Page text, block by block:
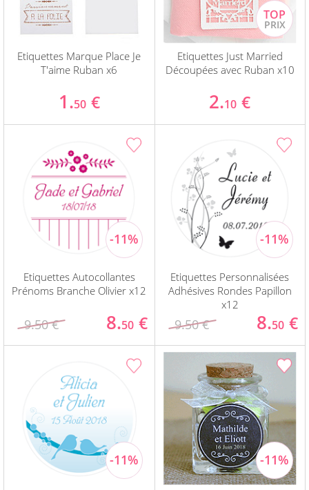
Etiquettes Marque Place Je
T'aime Ruban x6
1.50 €
Etiquettes Just Married
Découpées avec Ruban x10
2.10 €
Etiquettes Autocollantes
Prénoms Branche Olivier x12
9.50 € 8.50 €
Etiquettes Personnalisées
Adhésives Rondes Papillon
x12
9.50 € 8.50 €